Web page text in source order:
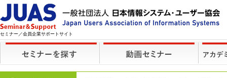
セミナー／会員企業サポートサイト